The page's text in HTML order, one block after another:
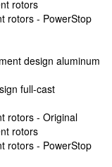
rotors
rotors - PowerStop
design aluminum
full-cast
rotors - Original
rotors
rotors - PowerStop